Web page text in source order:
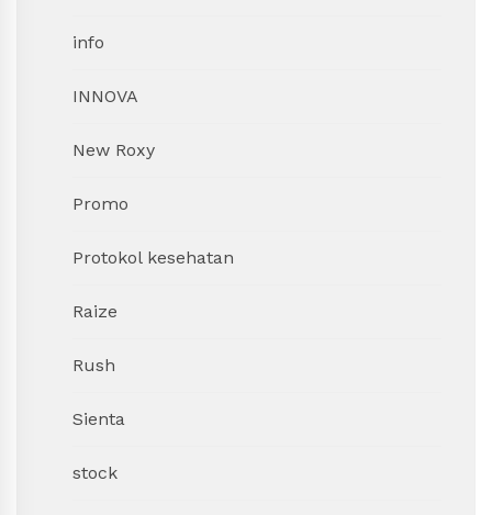
info
INNOVA
New Roxy
Promo
Protokol kesehatan
Raize
Rush
Sienta
stock